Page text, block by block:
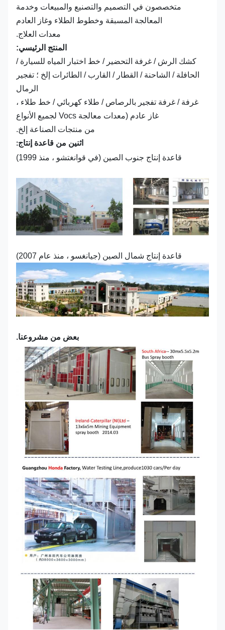
متخصصون في التصميم والتصنيع والمبيعات وخدمة
المعالجة المسبقة وخطوط الطلاء وغاز العادم
معدات العلاج.
المنتج الرئيسي:
كشك الرش / غرفة التحضير / خط اختبار المياه للسيارة /
الحافلة / الشاحنة / القطار / القارب / الطائرات إلخ ؛ تفجير
الرمال
غرفة / غرفة تفجير بالرصاص / طلاء كهربائي / خط طلاء ،
غاز عادم (معدات معالجة Vocs لجميع الأنواع
من منتجات الصناعة إلخ.
اثنين من قاعدة إنتاج:
قاعدة إنتاج جنوب الصين (في قوانغتشو ، منذ 1999)
قاعدة إنتاج شمال الصين (جيانغسو ، منذ عام 2007)
بعض من مشروعنا.